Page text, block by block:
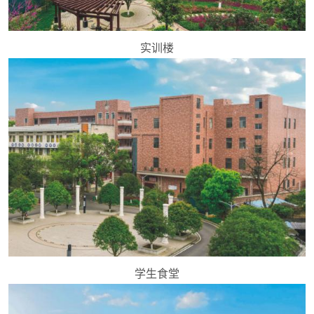
实训楼
学生食堂